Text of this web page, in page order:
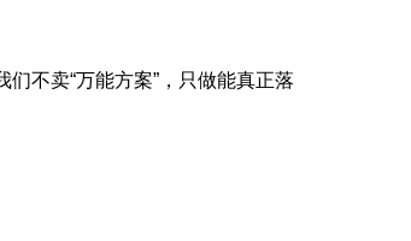
不卖“万能方案”，只做能真正落